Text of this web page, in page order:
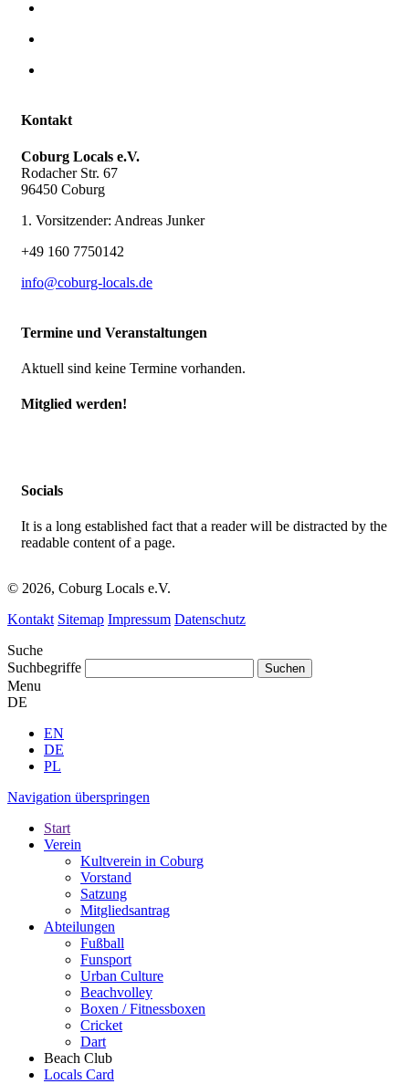
Kontakt
Coburg Locals e.V.
Rodacher Str. 67
96450 Coburg
1. Vorsitzender: Andreas Junker
+49 160 7750142
info@coburg-locals.de
Termine und Veranstaltungen
Aktuell sind keine Termine vorhanden.
Mitglied werden!
Socials
It is a long established fact that a reader will be distracted by the
readable content of a page.
© 2026, Coburg Locals e.V.
Kontakt Sitemap Impressum Datenschutz
Suche
Suchbegriffe
Menu
DE
EN
DE
PL
Navigation überspringen
Start
Verein
Kultverein in Coburg
Vorstand
Satzung
Mitgliedsantrag
Abteilungen
Fußball
Funsport
Urban Culture
Beachvolley
Boxen / Fitnessboxen
Cricket
Dart
Beach Club
Locals Card